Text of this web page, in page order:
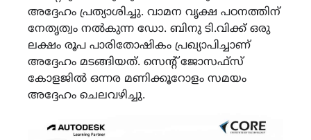
അദ്ദേഹം പ്രത്യാശിച്ചു. വാമന വൃക്ഷ പഠനത്തിന്
നേതൃത്വം നൽകുന്ന ഡോ. ബിനു ടി.വിക്ക് ഒരു
ലക്ഷം രൂപ പാരിതോഷികം പ്രഖ്യാപിച്ചാണ്
അദ്ദേഹം മടങ്ങിയത്. സെൻ്റ് ജോസഫ്‌സ്
കോളജിൽ ഒന്നര മണിക്കൂറോളം സമയം
അദ്ദേഹം ചെലവഴിച്ചു.